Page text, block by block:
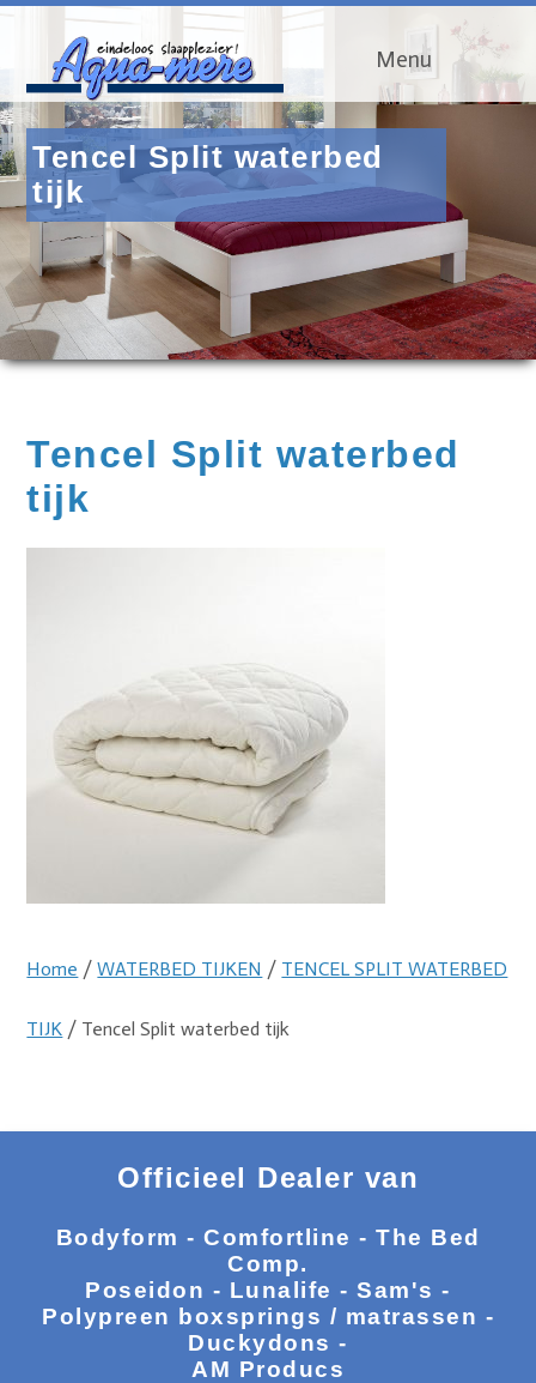
Menu
Tencel Split waterbed
tijk
Tencel Split waterbed
tijk
Home /WATERBED TIJKEN / TENCEL SPLIT WATERBED
TIJK / Tencel Split waterbed tijk
Officieel Dealer van
Bodyform - Comfortline - The Bed
Comp.
Poseidon - Lunalife - Sam's -
Polypreen boxsprings / matrassen -
Duckydons -
AM Producs